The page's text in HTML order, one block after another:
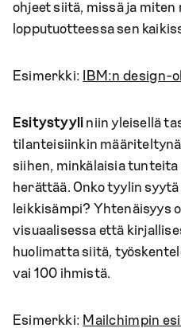
ohjeet siitä, missä ja
lopputuotteessa sen
Esimerkki: IBM:n design-
Esitystyyli niin yleisellä
tilanteisiinkin
siihen, minkälaisia
herättää. Onko tyylin
leikkisämpi? Yhtenäisyys
visuaalisessa että
huolimatta siitä,
vai 100 ihmistä.
Esimerkki: Mailchimpin